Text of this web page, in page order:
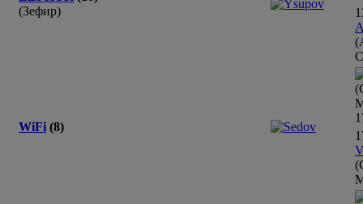
(Зефир)
WiFi (8)